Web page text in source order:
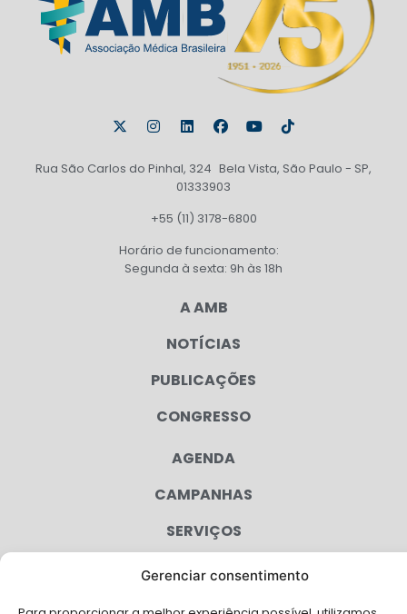
Gerenciar consentimento
Rua São Carlos do Pinhal, 324 Bela Vista, São Paulo - SP,
01333903
+55 (11) 3178-6800
Horário de funcionamento:
Segunda à sexta: 9h às 18h
A AMB
NOTÍCIAS
PUBLICAÇÕES
CONGRESSO
AGENDA
CAMPANHAS
SERVIÇOS
FILIADAS
FALE CONOSCO